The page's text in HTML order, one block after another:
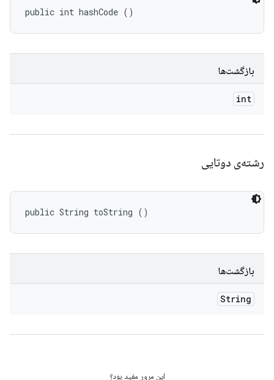
public int hashCode ()
بازگشت‌ها
int
رشته‌ی دوتایی
public String toString ()
بازگشت‌ها
String
این مرور مفید بود؟